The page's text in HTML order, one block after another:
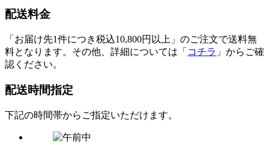
配送料金
「お届け先1件につき税込10,800円以上」のご注文で送料無
料となります。その他、詳細については「 コチラ 」からご確
認ください。
配送時間指定
下記の時間帯からご指定いただけます。